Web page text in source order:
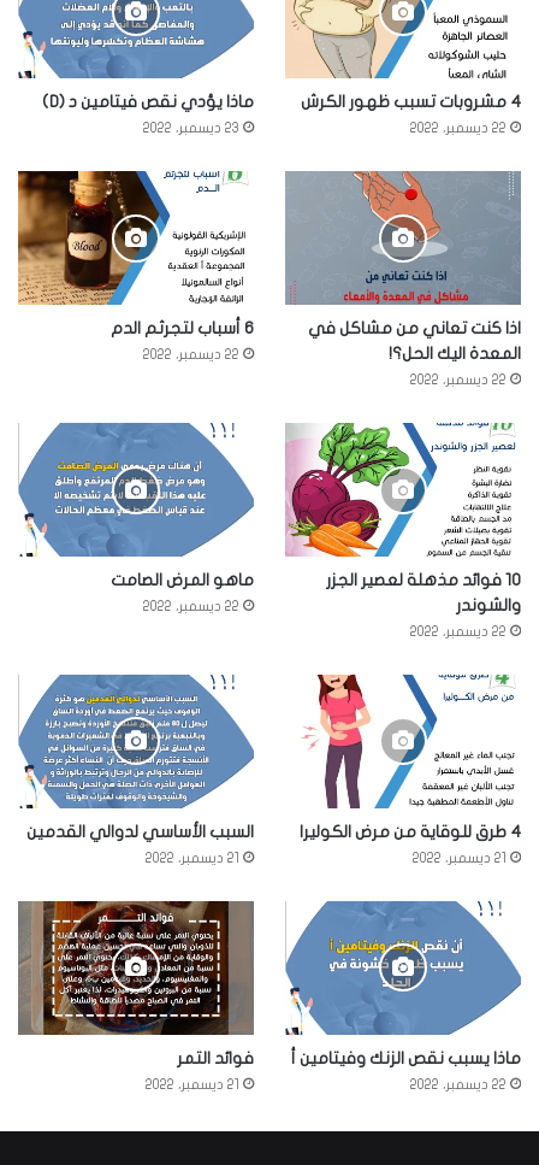
4 مشروبات تسبب ظهور الكرش
22 ديسمبر، 2022
ماذا يؤدي نقص فيتامين د (D)
23 ديسمبر، 2022
اذا كنت تعاني من مشاكل في
المعدة اليك الحل؟!
22 ديسمبر، 2022
6 أسباب لتجرثم الدم
22 ديسمبر، 2022
10 فوائد مذهلة لعصير الجزر
والشوندر
22 ديسمبر، 2022
ماهو المرض الصامت
22 ديسمبر، 2022
4 طرق للوقاية من مرض الكوليرا
21 ديسمبر، 2022
السبب الأساسي لدوالي القدمين
21 ديسمبر، 2022
ماذا يسبب نقص الزنك وفيتامين أ
22 ديسمبر، 2022
فوائد التمر
21 ديسمبر، 2022